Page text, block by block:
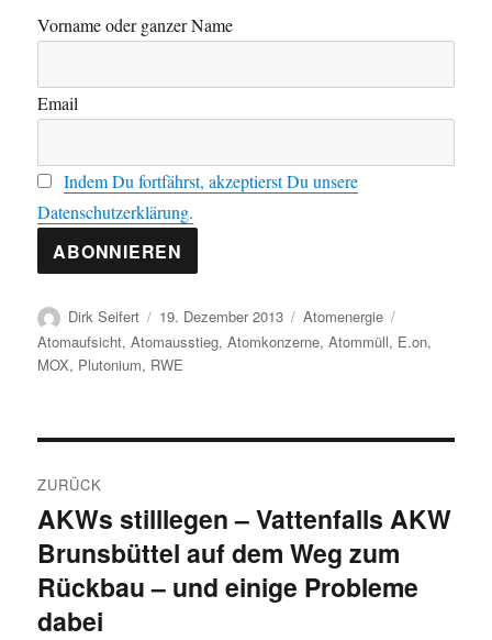
Vorname oder ganzer Name
Email
Indem Du fortfährst, akzeptierst Du unsere
Datenschutzerklärung.
Autor
Dirk Seifert
Veröffentlicht
am
19. Dezember 2013 Kategorien
Atomenergie
Atomaufsicht,Atomausstieg,Atomkonzerne,Atommüll, E.on,
MOX, Plutonium, RWE
ZURÜCK
Vorheriger
Beitrag:
AKWs stilllegen – Vattenfalls AKW
Brunsbüttel auf dem Weg zum
Rückbau – und einige Probleme
dabei